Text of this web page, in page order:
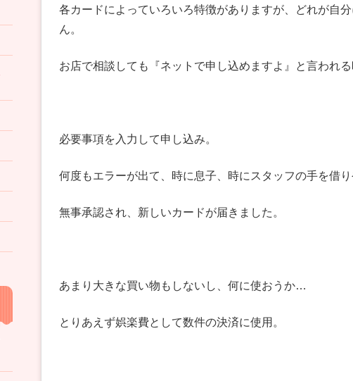
各カードによっていろいろ特徴がありますが、どれが自
ん。
お店で相談しても『ネットで申し込めますよ』と言われ
必要事項を入力して申し込み。
何度もエラーが出て、時に息子、時にスタッフの手を借
無事承認され、新しいカードが届きました。
あまり大きな買い物もしないし、何に使おうか…
とりあえず娯楽費として数件の決済に使用。